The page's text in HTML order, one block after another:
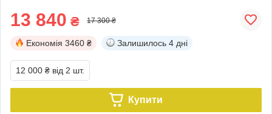
13 840 ₴ 17 300 ₴
Економія 3460 ₴ Залишилось 4 дні
12 000 ₴ від 2 шт.
Купити